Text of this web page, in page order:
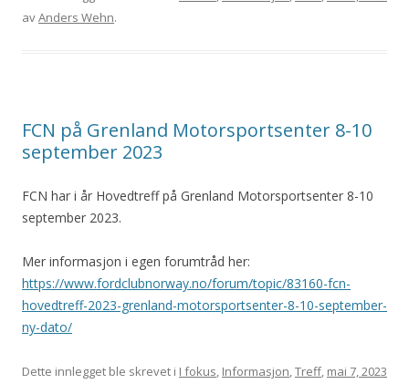
avAnders Wehn.
FCN på Grenland Motorsportsenter 8-10
september 2023
FCN har i år Hovedtreff på Grenland Motorsportsenter 8-10
september 2023.
Mer informasjon i egen forumtråd her:
https://www.fordclubnorway.no/forum/topic/83160-fcn-
hovedtreff-2023-grenland-motorsportsenter-8-10-september-
ny-dato/
Dette innlegget ble skrevet i I fokus, Informasjon,Treff, mai 7, 2023